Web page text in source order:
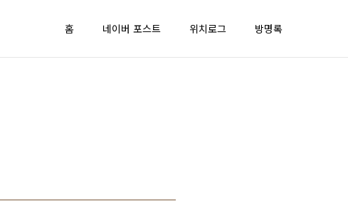
홈 네이버 포스트 위치로그 방명록